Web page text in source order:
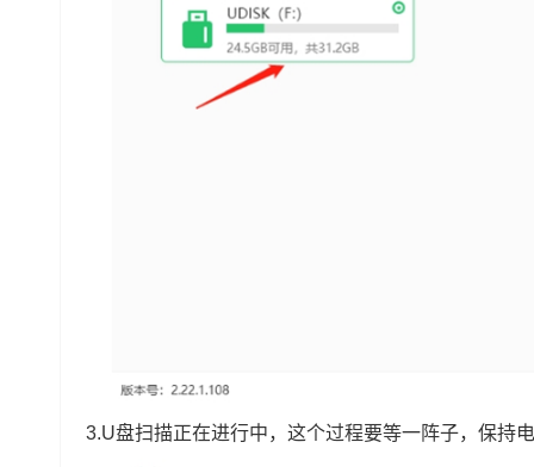
3.U盘扫描正在进行中，这个过程要等一阵子，保持